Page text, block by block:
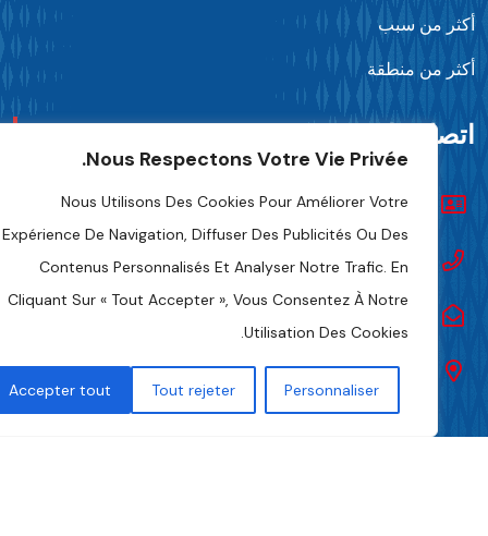
Nous Respectons Votre Vie Privée.
Nous Utilisons Des Cookies Pour Améliorer Votre
Expérience De Navigation, Diffuser Des Publicités Ou Des
Contenus Personnalisés Et Analyser Notre Trafic. En
Cliquant Sur « Tout Accepter », Vous Consentez À Notre
Utilisation Des Cookies.
Personnaliser
Tout rejeter
Accepter tout
من سبب
من منطقة
بنا
تواصل معنا
+216 70 241 500
Fipa.tunisia@fipa.tn
شارع صلاح الدين العمامي، تونس 1004